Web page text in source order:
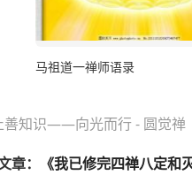
马祖道一禅师语录
善知识——向光而行 - 圆觉禅
章：
《我已修完四禅八定和